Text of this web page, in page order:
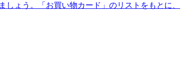
ょう。「お買い物カード」のリストをもとに、